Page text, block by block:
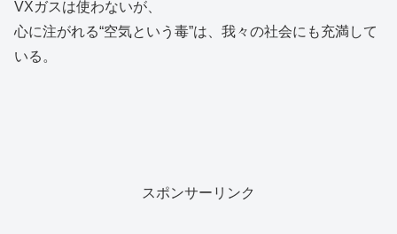
VXガスは使わないが、
心に注がれる“空気という毒”は、我々の社会にも充満して
いる。
スポンサーリンク